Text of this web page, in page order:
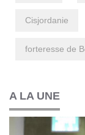
Cisjordanie
forteresse de
A LA UNE